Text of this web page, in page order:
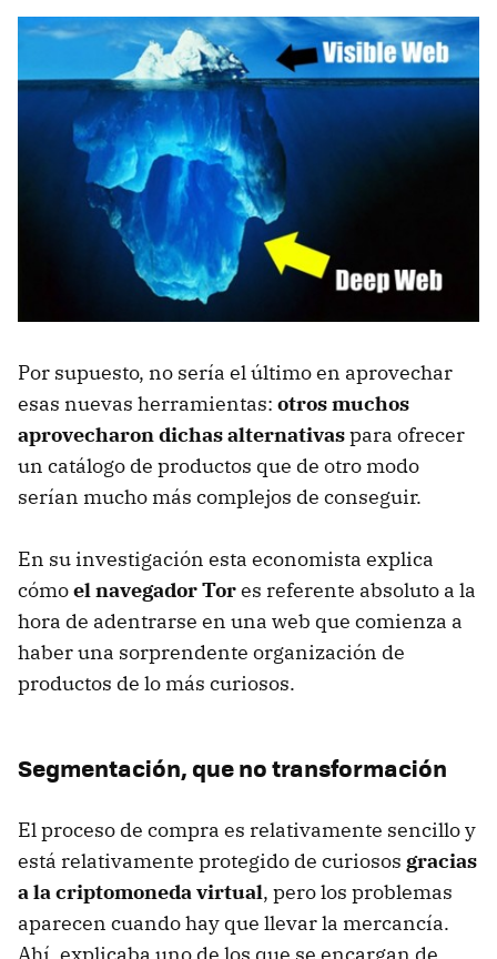
Por supuesto, no sería el último en aprovechar
esas nuevas herramientas: otros muchos
aprovecharon dichas alternativaspara ofrecer
un catálogo de productos que de otro modo
serían mucho más complejos de conseguir.
En su investigación esta economista explica
cómoel navegador Tores referente absoluto a la
hora de adentrarse en una web que comienza a
haber una sorprendente organización de
productos de lo más curiosos.
Segmentación, que no transformación
El proceso de compra es relativamente sencillo y
está relativamente protegido de curiosos gracias
a la criptomoneda virtual, pero los problemas
aparecen cuando hay que llevar la mercancía.